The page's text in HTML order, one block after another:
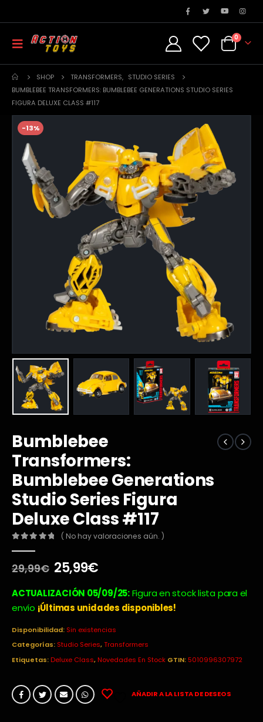
0
SHOP TRANSFORMERS, STUDIO SERIES
BUMBLEBEE TRANSFORMERS: BUMBLEBEE GENERATIONS STUDIO SERIES
FIGURA DELUXE CLASS #117
-13%
Bumblebee
Transformers:
Bumblebee Generations
Studio Series Figura
Deluxe Class #117
( No hay valoraciones aún. )
29,99€ El
original
era:
25,99€El
actual
es:
25,99€.
ACTUALIZACIÓN 05/09/25:Figura en stock lista para el
envío ¡Últimas unidades disponibles!
Disponibilidad: Sin existencias
Categorías: Studio Series,Transformers
Etiquetas:Deluxe Class,Novedades En Stock GTIN:5010996307972
AÑADIR A LA LISTA DE DESEOS